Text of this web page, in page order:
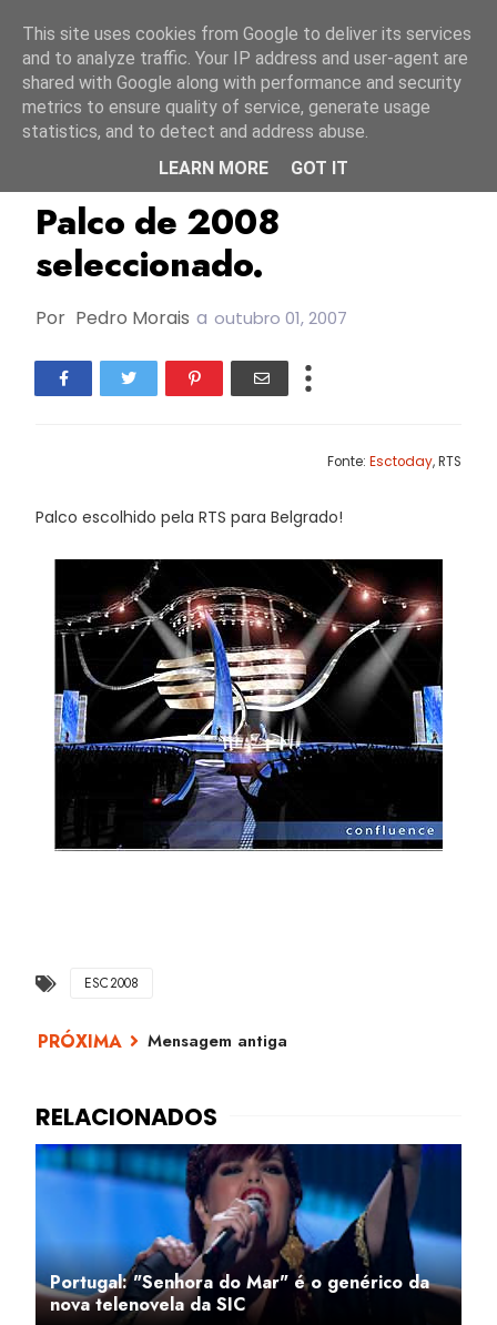
Palco de 2008
seleccionado.
Por Pedro Morais a outubro 01, 2007
Fonte: Esctoday, RTS
Palco escolhido pela RTS para Belgrado!
ESC2008
Mensagem antiga
Portugal: "Senhora do Mar" é o genérico da
nova telenovela da SIC
This site uses cookies from Google to deliver its services
and to analyze traffic. Your IP address and user-agent are
shared with Google along with performance and security
metrics to ensure quality of service, generate usage
statistics, and to detect and address abuse.
LEARN MORE
GOT IT